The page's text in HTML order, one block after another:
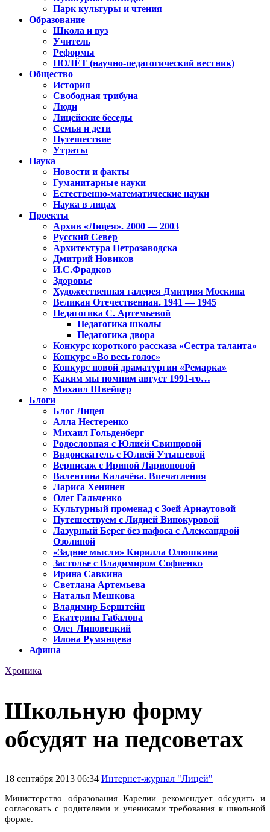
Парк культуры и чтения
Образование
Школа и вуз
Учитель
Реформы
ПОЛЁТ (научно-педагогический вестник)
Общество
История
Свободная трибуна
Люди
Лицейские беседы
Семья и дети
Путешествие
Утраты
Наука
Новости и факты
Гуманитарные науки
Естественно-математические науки
Наука в лицах
Проекты
Архив «Лицея». 2000 — 2003
Русский Север
Архитектура Петрозаводска
Дмитрий Новиков
И.С.Фрадков
Здоровье
Художественная галерея Дмитрия Москина
Великая Отечественная. 1941 — 1945
Педагогика С. Артемьевой
Педагогика школы
Педагогика двора
Конкурс короткого рассказа «Сестра таланта»
Конкурс «Во весь голос»
Конкурс новой драматургии «Ремарка»
Каким мы помним август 1991-го…
Михаил Швейцер
Блоги
Блог Лицея
Алла Нестеренко
Михаил Гольденберг
Родословная с Юлией Свинцовой
Видоискатель с Юлией Утышевой
Вернисаж с Ириной Ларионовой
Валентина Калачёва. Впечатления
Лариса Хенинен
Олег Гальченко
Культурный променад с Зоей Арнаутовой
Путешествуем с Лидией Винокуровой
Лазурный Берег без пафоса с Александрой
Озолиной
«Задние мысли» Кирилла Олюшкина
Застолье с Владимиром Софиенко
Ирина Савкина
Светлана Артемьева
Наталья Мешкова
Владимир Берштейн
Екатерина Габалова
Олег Липовецкий
Илона Румянцева
Афиша
Хроника
Школьную форму
обсудят на педсоветах
18 сентября 2013 06:34 Интернет-журнал "Лицей"
Министерство образования Карелии рекомендует обсудить и
согласовать с родителями и учениками требования к школьной
форме.